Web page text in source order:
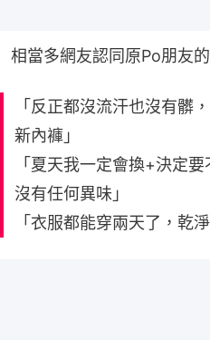
相當多網友認同原Po朋友的
「反正都沒流汗也沒有髒
新內褲」
「夏天我一定會換+決定
沒有任何異味」
「衣服都能穿兩天了，乾